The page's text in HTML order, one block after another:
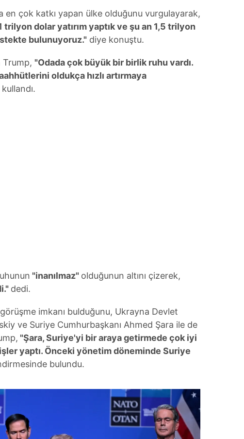
çerezlerle ilgili bilgi almak için lütfentıklayınız.
en çok katkı yapan ülke olduğunu vurgulayarak,
dolar yatırım yaptık ve şu an 1,5 trilyon
bulunuyoruz." diye konuştu.
Trump, "Odada çok büyük bir birlik ruhu vardı.
oldukça hızlı artırmaya
"inanılmaz" olduğunun altını çizerek,
dedi.
imkanı bulduğunu, Ukrayna Devlet
ve Suriye Cumhurbaşkanı Ahmed Şara ile de
"Şara, Suriye'yi bir araya getirmede çok iyi
yaptı. Önceki yönetim döneminde Suriye
bulundu.